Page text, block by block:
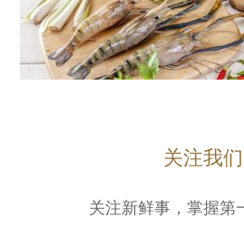
关注我们
关注新鲜事，掌握第